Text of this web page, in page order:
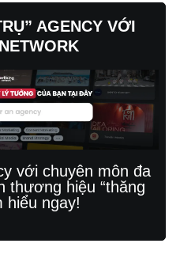
AGENCY VỚI
với chuyên môn đa
thương hiệu “thăng
hiểu ngay!